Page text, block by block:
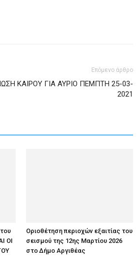
Επόμενο άρθρο
ΚΑΙΡΟΥ ΓΙΑ ΑΥΡΙΟ ΠΕΜΠΤΗ 25-03-
2021
ΟΙ
Οριοθέτηση περιοχών εξαιτίας του
σεισμού της 12ης Μαρτίου 2026
στο Δήμο Αργιθέας